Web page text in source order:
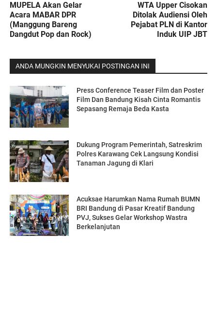
MUPELA Akan Gelar
Acara MABAR DPR
(Manggung Bareng
Dangdut Pop dan Rock)
WTA Upper Cisokan
Ditolak Audiensi Oleh
Pejabat PLN di Kantor
Induk UIP JBT
ANDA MUNGKIN MENYUKAI POSTINGAN INI
Press Conference Teaser Film dan Poster
Film Dan Bandung Kisah Cinta Romantis
Sepasang Remaja Beda Kasta
Dukung Program Pemerintah, Satreskrim
Polres Karawang Cek Langsung Kondisi
Tanaman Jagung di Klari
Acuksae Harumkan Nama Rumah BUMN
BRI Bandung di Pasar Kreatif Bandung
PVJ, Sukses Gelar Workshop Wastra
Berkelanjutan